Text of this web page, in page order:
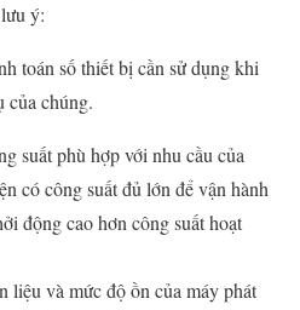
ý:
toán số thiết bị cần sử dụng khi
của chúng.
suất phù hợp với nhu cầu của
có công suất đủ lớn để vận hành
động cao hơn công suất hoạt
liệu và mức độ ồn của máy phát